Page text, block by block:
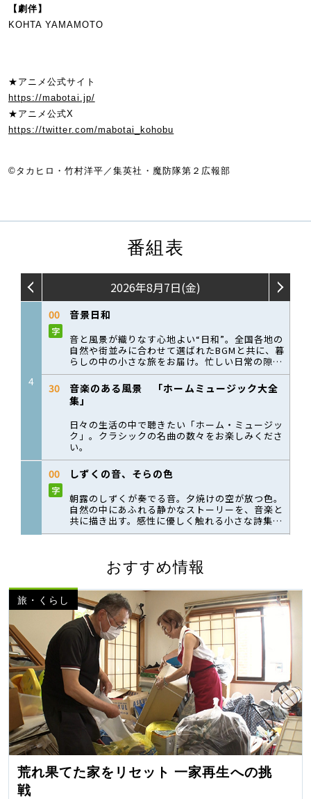
【劇伴】
KOHTA YAMAMOTO
★アニメ公式サイト
https://mabotai.jp/
★アニメ公式X
https://twitter.com/mabotai_kohobu
©タカヒロ・竹村洋平／集英社・魔防隊第２広報部
番組表
おすすめ情報
旅・くらし
荒れ果てた家をリセット 一家再生への挑
戦